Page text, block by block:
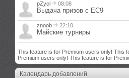
pZycl 08:08
Выдача призов с EC9
znoob 22:10
Майские турниры
This feature is for Premium users only! This
Premium users only! This feature is for
Календарь добавлений